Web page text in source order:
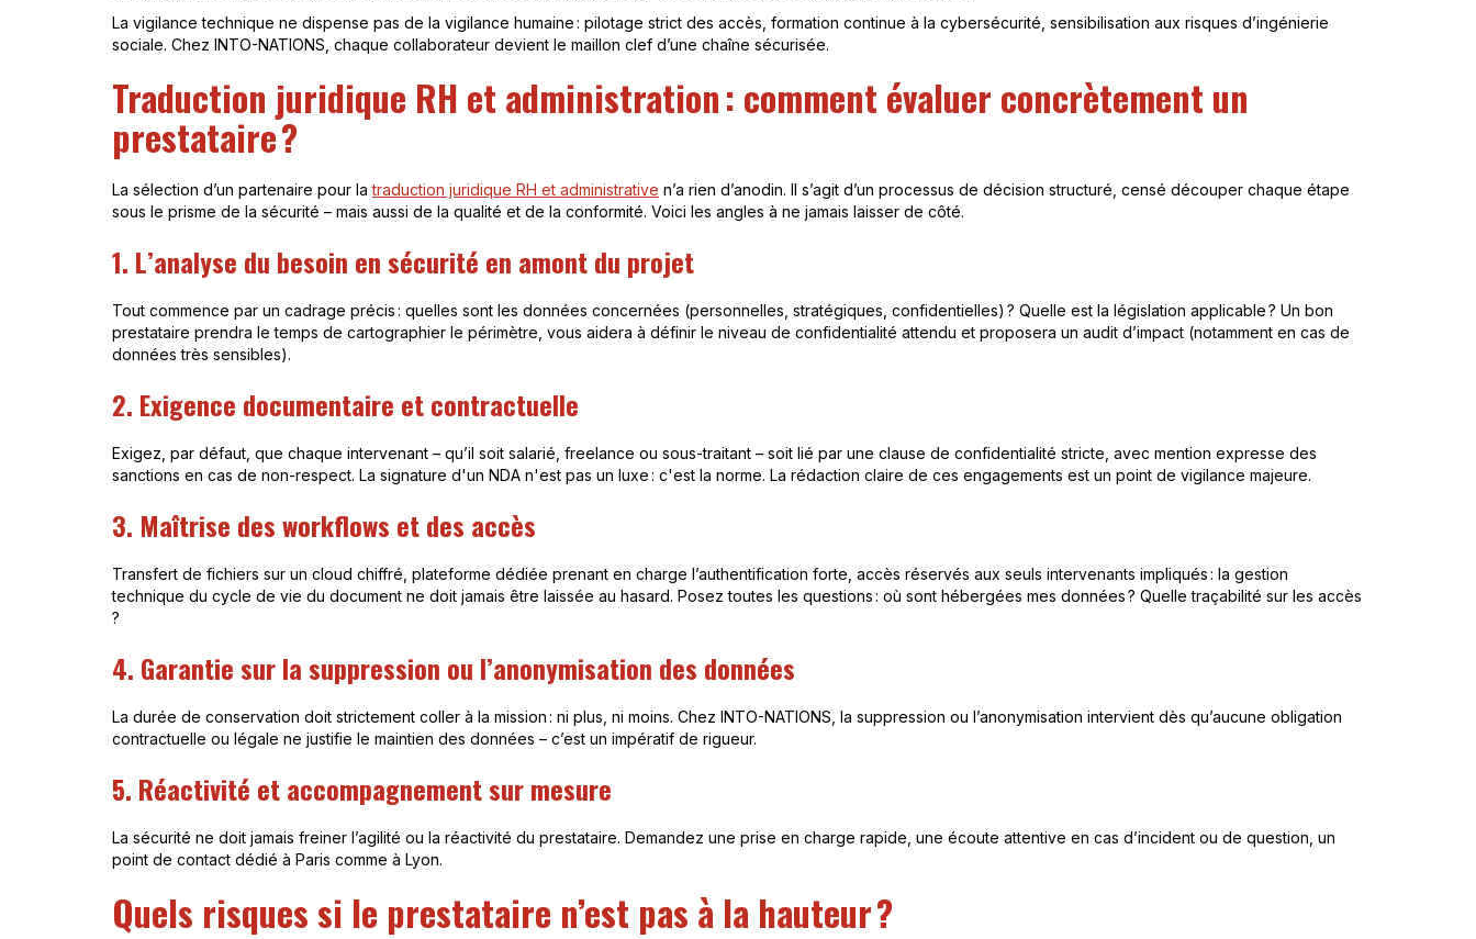
La vigilance technique ne dispense pas de la vigilance humaine : pilotage strict des accès, formation continue à la cybersécurité, sensibilisation aux risques d’ingénierie
sociale. Chez INTO-NATIONS, chaque collaborateur devient le maillon clef d’une chaîne sécurisée.
Traduction juridique RH et administration : comment évaluer concrètement un
prestataire ?
La sélection d’un partenaire pour latraduction juridique RH et administrative n’a rien d’anodin. Il s’agit d’un processus de décision structuré, censé découper chaque étape
sous le prisme de la sécurité – mais aussi de la qualité et de la conformité. Voici les angles à ne jamais laisser de côté.
1. L’analyse du besoin en sécurité en amont du projet
Tout commence par un cadrage précis : quelles sont les données concernées (personnelles, stratégiques, confidentielles) ? Quelle est la législation applicable ? Un bon
prestataire prendra le temps de cartographier le périmètre, vous aidera à définir le niveau de confidentialité attendu et proposera un audit d’impact (notamment en cas de
données très sensibles).
2. Exigence documentaire et contractuelle
Exigez, par défaut, que chaque intervenant – qu’il soit salarié, freelance ou sous-traitant – soit lié par une clause de confidentialité stricte, avec mention expresse des
sanctions en cas de non-respect. La signature d'un NDA n'est pas un luxe : c'est la norme. La rédaction claire de ces engagements est un point de vigilance majeure.
3. Maîtrise des workflows et des accès
Transfert de fichiers sur un cloud chiffré, plateforme dédiée prenant en charge l’authentification forte, accès réservés aux seuls intervenants impliqués : la gestion
technique du cycle de vie du document ne doit jamais être laissée au hasard. Posez toutes les questions : où sont hébergées mes données ? Quelle traçabilité sur les accès
?
4. Garantie sur la suppression ou l’anonymisation des données
La durée de conservation doit strictement coller à la mission : ni plus, ni moins. Chez INTO-NATIONS, la suppression ou l’anonymisation intervient dès qu’aucune obligation
contractuelle ou légale ne justifie le maintien des données – c’est un impératif de rigueur.
5. Réactivité et accompagnement sur mesure
La sécurité ne doit jamais freiner l’agilité ou la réactivité du prestataire. Demandez une prise en charge rapide, une écoute attentive en cas d’incident ou de question, un
point de contact dédié à Paris comme à Lyon.
Quels risques si le prestataire n’est pas à la hauteur ?